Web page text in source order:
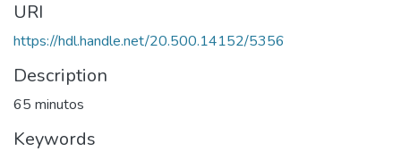
URI
https://hdl.handle.net/20.500.14152/5356
Description
65 minutos
Keywords